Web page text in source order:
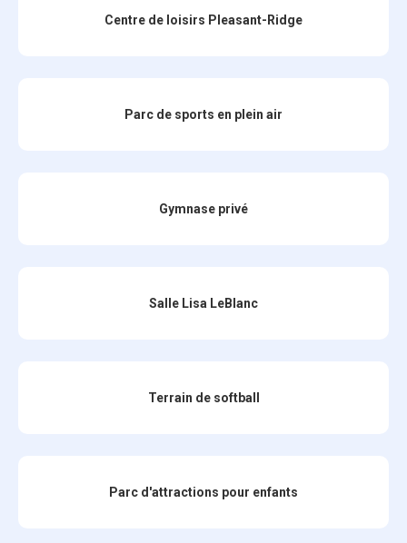
Centre de loisirs Pleasant-Ridge
Parc de sports en plein air
Gymnase privé
Salle Lisa LeBlanc
Terrain de softball
Parc d'attractions pour enfants